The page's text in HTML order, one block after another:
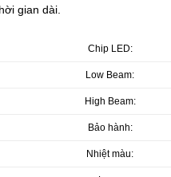
gian dài.
Chip LED:
Low Beam:
High Beam:
Bảo hành:
Nhiệt màu: